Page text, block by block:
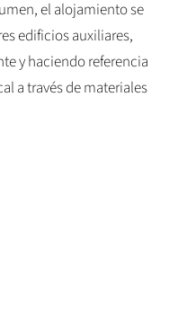
el alojamiento se
edificios auxiliares,
y haciendo referencia
a través de materiales